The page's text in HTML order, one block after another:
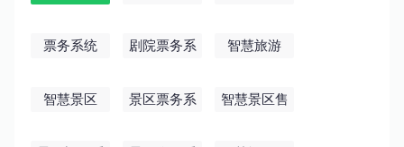
票务系统
剧院票务系
智慧旅游
智慧景区
景区票务系
智慧景区售